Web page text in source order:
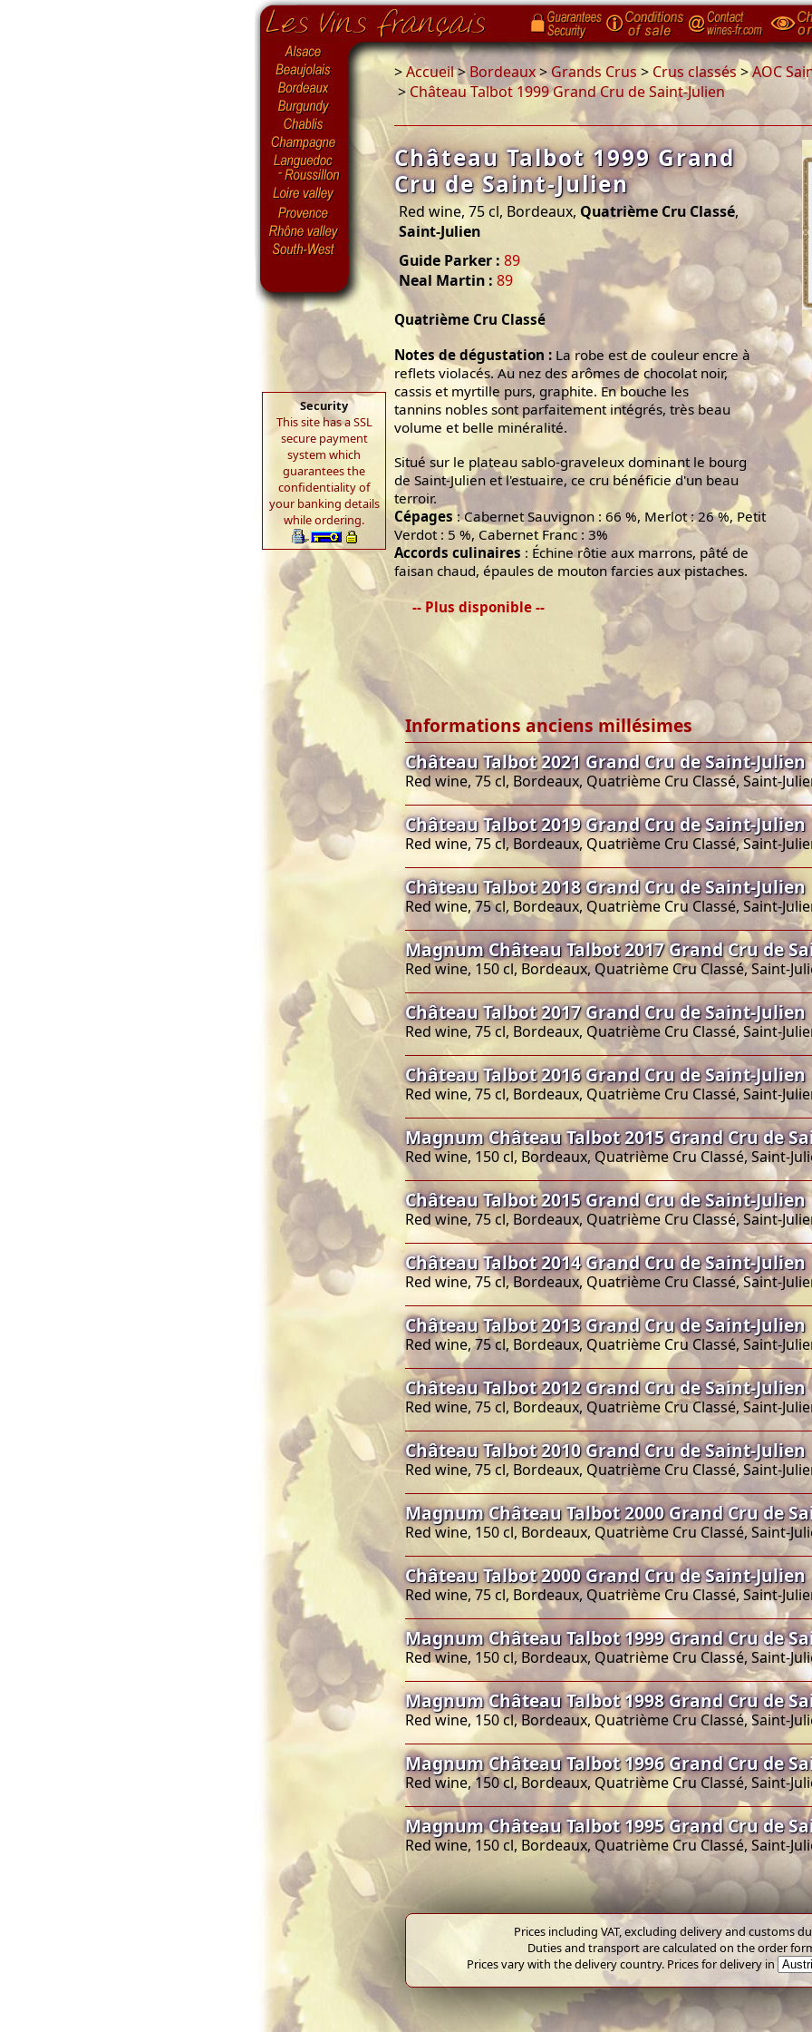
Security
This site has a SSL
secure payment
system which
guarantees the
confidentiality of
your banking details
while ordering.
>Accueil>Bordeaux> Grands Crus > Crus classés>AOC
> Château Talbot 1999 Grand Cru de Saint-Julien
Château Talbot 1999 Grand
Cru de Saint-Julien
Red wine, 75 cl, Bordeaux, Quatrième Cru Classé,
Saint-Julien
Guide Parker : 89
Neal Martin : 89
Quatrième Cru Classé
Notes de dégustation : La robe est de couleur encre à
reflets violacés. Au nez des arômes de chocolat noir,
cassis et myrtille purs, graphite. En bouche les
tannins nobles sont parfaitement intégrés, très beau
volume et belle minéralité.
Situé sur le plateau sablo-graveleux dominant le bourg
de Saint-Julien et l'estuaire, ce cru bénéficie d'un beau
terroir.
Cépages : Cabernet Sauvignon : 66 %, Merlot : 26 %, Petit
Verdot : 5 %, Cabernet Franc : 3%
Accords culinaires : Échine rôtie aux marrons, pâté de
faisan chaud, épaules de mouton farcies aux pistaches.
-- Plus disponible --
Informations anciens millésimes
Château Talbot 2021 Grand Cru de Saint-Julien
Red wine, 75 cl, Bordeaux, Quatrième Cru Classé, Saint-
Château Talbot 2019 Grand Cru de Saint-Julien
Red wine, 75 cl, Bordeaux, Quatrième Cru Classé, Saint-
Château Talbot 2018 Grand Cru de Saint-Julien
Red wine, 75 cl, Bordeaux, Quatrième Cru Classé, Saint-
Magnum Château Talbot 2017 Grand Cru de
Red wine, 150 cl, Bordeaux, Quatrième Cru Classé, Saint-
Château Talbot 2017 Grand Cru de Saint-Julien
Red wine, 75 cl, Bordeaux, Quatrième Cru Classé, Saint-
Château Talbot 2016 Grand Cru de Saint-Julien
Red wine, 75 cl, Bordeaux, Quatrième Cru Classé, Saint-
Magnum Château Talbot 2015 Grand Cru de
Red wine, 150 cl, Bordeaux, Quatrième Cru Classé, Saint-
Château Talbot 2015 Grand Cru de Saint-Julien
Red wine, 75 cl, Bordeaux, Quatrième Cru Classé, Saint-
Château Talbot 2014 Grand Cru de Saint-Julien
Red wine, 75 cl, Bordeaux, Quatrième Cru Classé, Saint-
Château Talbot 2013 Grand Cru de Saint-Julien
Red wine, 75 cl, Bordeaux, Quatrième Cru Classé, Saint-
Château Talbot 2012 Grand Cru de Saint-Julien
Red wine, 75 cl, Bordeaux, Quatrième Cru Classé, Saint-
Château Talbot 2010 Grand Cru de Saint-Julien
Red wine, 75 cl, Bordeaux, Quatrième Cru Classé, Saint-
Magnum Château Talbot 2000 Grand Cru de
Red wine, 150 cl, Bordeaux, Quatrième Cru Classé, Saint-
Château Talbot 2000 Grand Cru de Saint-Julien
Red wine, 75 cl, Bordeaux, Quatrième Cru Classé, Saint-
Magnum Château Talbot 1999 Grand Cru de
Red wine, 150 cl, Bordeaux, Quatrième Cru Classé, Saint-
Magnum Château Talbot 1998 Grand Cru de
Red wine, 150 cl, Bordeaux, Quatrième Cru Classé, Saint-
Magnum Château Talbot 1996 Grand Cru de
Red wine, 150 cl, Bordeaux, Quatrième Cru Classé, Saint-
Magnum Château Talbot 1995 Grand Cru de
Red wine, 150 cl, Bordeaux, Quatrième Cru Classé, Saint-
Prices including VAT, excluding delivery and customs
Duties and transport are calculated on the order
Prices vary with the delivery country. Prices for delivery in